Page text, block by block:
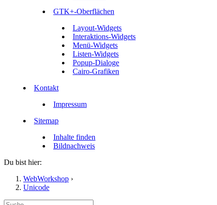
GTK+-Oberflächen
Layout-Widgets
Interaktions-Widgets
Menü-Widgets
Listen-Widgets
Popup-Dialoge
Cairo-Grafiken
Kontakt
Impressum
Sitemap
Inhalte finden
Bildnachweis
Du bist hier:
WebWorkshop ›
Unicode